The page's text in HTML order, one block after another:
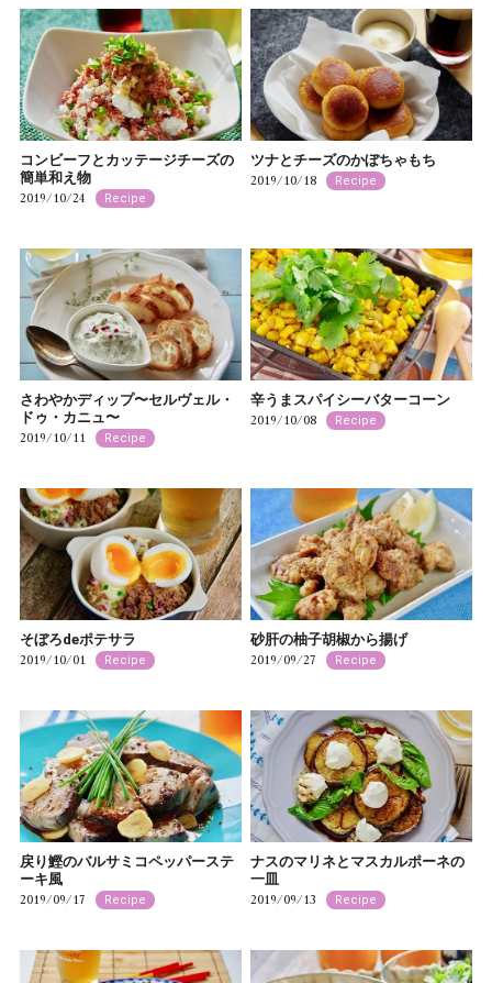
コンビーフとカッテージチーズの
簡単和え物
2019/10/24 Recipe
ツナとチーズのかぼちゃもち
2019/10/18 Recipe
さわやかディップ〜セルヴェル・
ドゥ・カニュ〜
2019/10/11 Recipe
辛うまスパイシーバターコーン
2019/10/08 Recipe
そぼろdeポテサラ
2019/10/01 Recipe
砂肝の柚子胡椒から揚げ
2019/09/27 Recipe
戻り鰹のバルサミコペッパーステ
ーキ風
2019/09/17 Recipe
ナスのマリネとマスカルポーネの
一皿
2019/09/13 Recipe